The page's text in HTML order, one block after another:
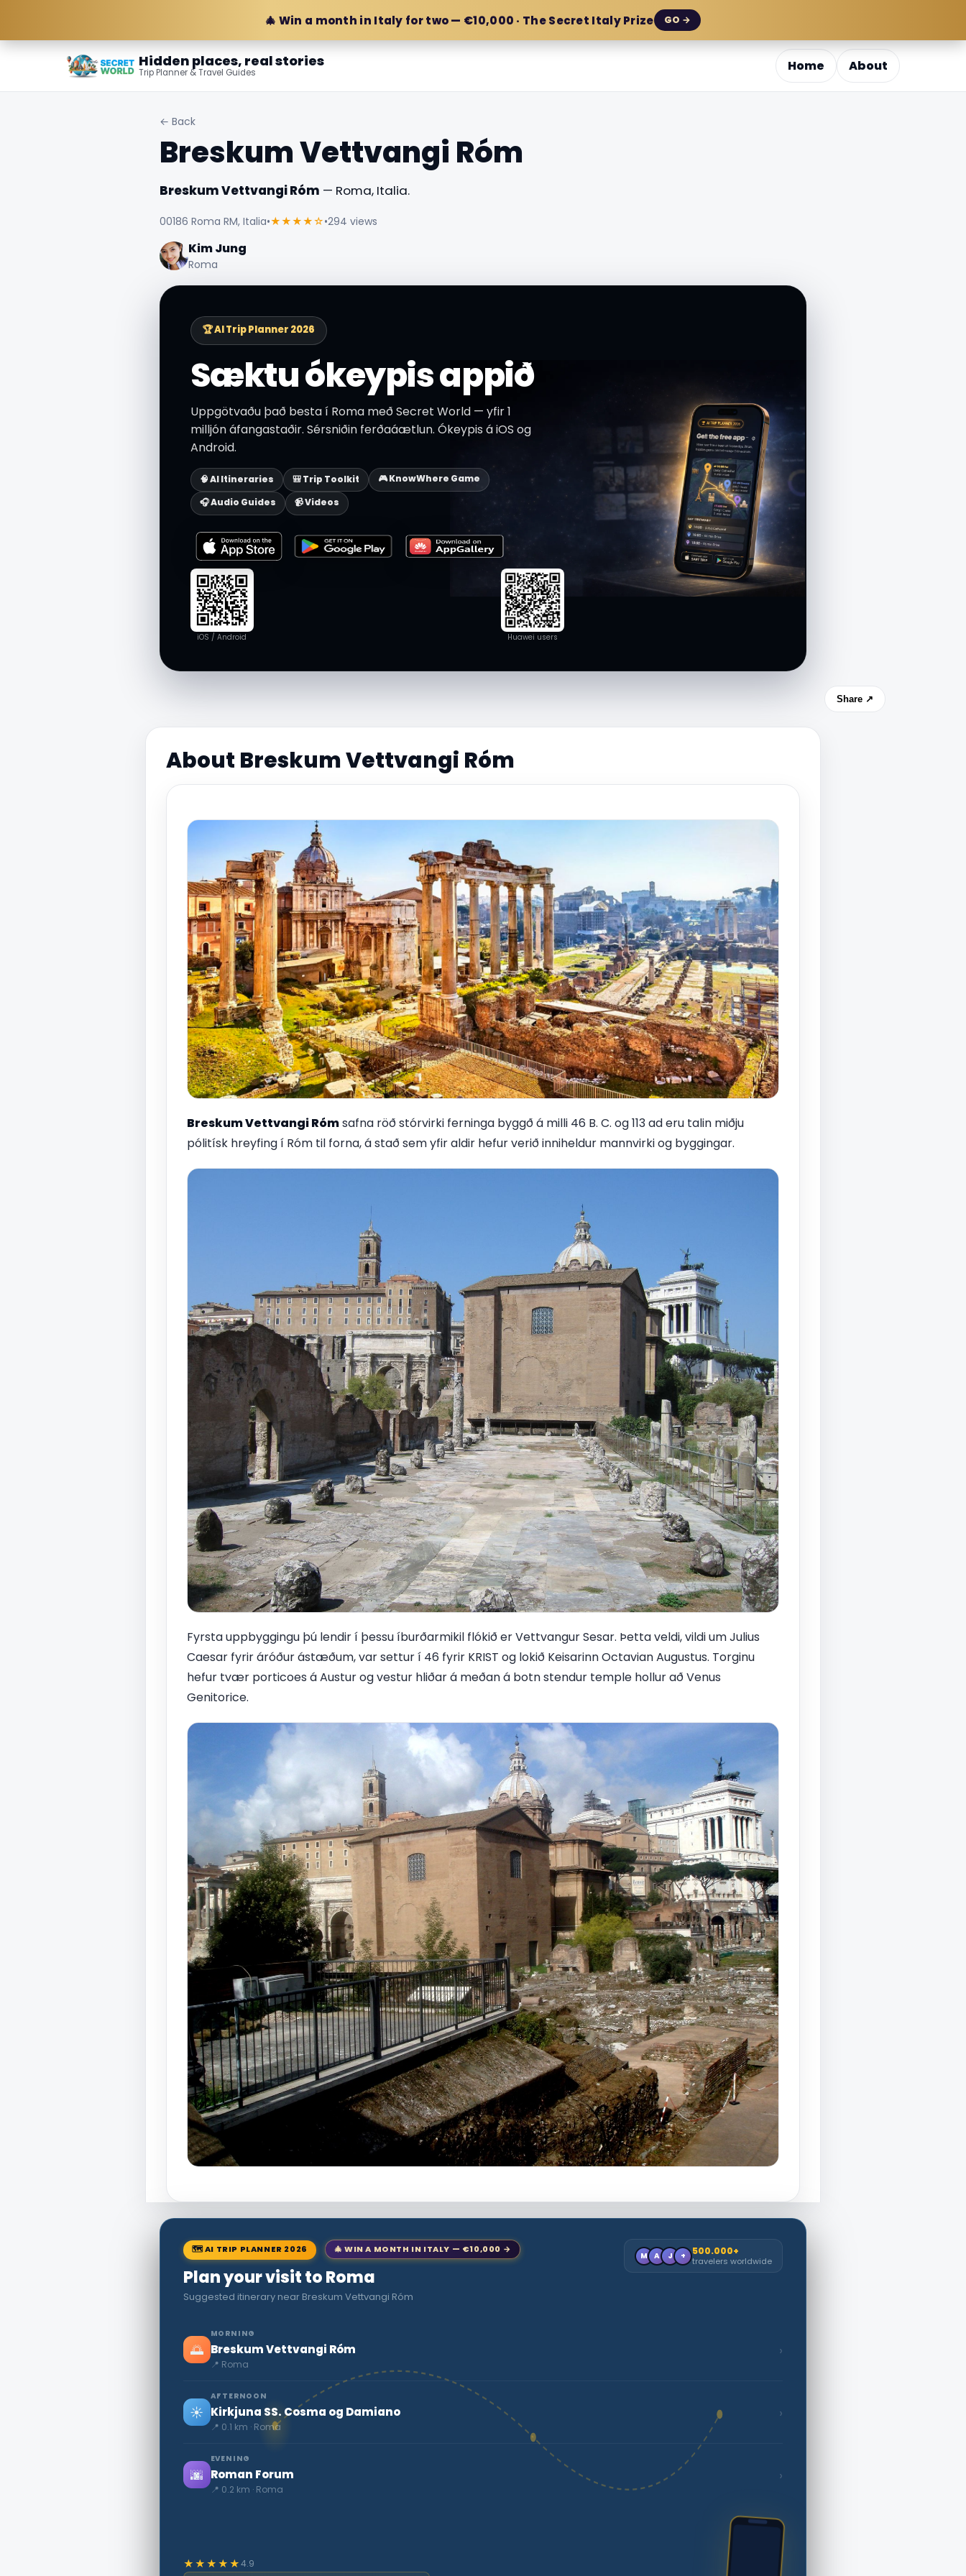
🎄 Win a month in Italy for two — €10,000 · The Secret Italy Prize GO →
Hidden places, real stories
Trip Planner & Travel Guides Home About
← Back
Breskum Vettvangi Róm
Breskum Vettvangi Róm — Roma, Italia.
00186 Roma RM, Italia•★★★★☆•294 views
Kim Jung
Roma
🏆 AI Trip Planner 2026
Sæktu ókeypis appið
Uppgötvaðu það besta í Roma með Secret World — yfir 1
milljón áfangastaðir. Sérsniðin ferðaáætlun. Ókeypis á iOS og
Android.
🧠 AI Itineraries 🎒 Trip Toolkit
🎮 KnowWhere Game
🎧 Audio Guides
📹 Videos
iOS / Android Huawei users
Share ↗
About Breskum Vettvangi Róm
Breskum Vettvangi Rómsafna röð stórvirki ferninga byggð á milli 46 B. C. og 113 ad eru talin miðju
pólitísk hreyfing í Róm til forna, á stað sem yfir aldir hefur verið inniheldur mannvirki og byggingar.
Fyrsta uppbyggingu þú lendir í þessu íburðarmikil flókið er Vettvangur Sesar. Þetta veldi, vildi um Julius
Caesar fyrir áróður ástæðum, var settur í 46 fyrir KRIST og lokið Keisarinn Octavian Augustus. Torginu
hefur tvær porticoes á Austur og vestur hliðar á meðan á botn stendur temple hollur að Venus
Genitorice.
🗺 AI TRIP PLANNER 2026 🎄 WIN A MONTH IN ITALY — €10,000 →
Plan your visit to Roma
Suggested itinerary near Breskum Vettvangi Róm
M A J + 500.000+
travelers worldwide
🌅
MORNING
Breskum Vettvangi Róm
📍 Roma
›
☀️
AFTERNOON
Kirkjuna SS. Cosma og Damiano
📍 0.1 km · Roma
›
🌆
EVENING
Roman Forum
📍 0.2 km · Roma
›
★★★★★4.9